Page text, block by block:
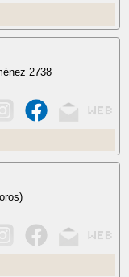
2738